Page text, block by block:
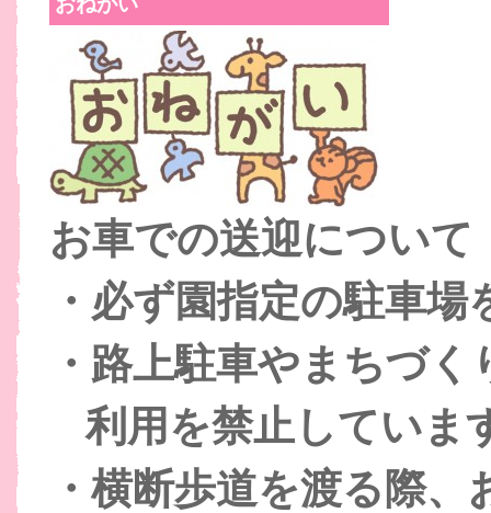
お車での送迎について
・必ず園指定の駐車
・路上駐車やまちづ
利用を禁止していま
・横断歩道を渡る際